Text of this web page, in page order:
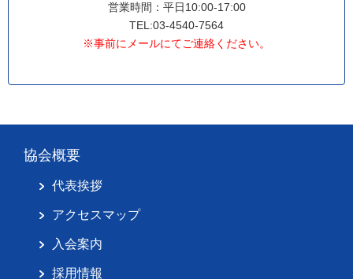
営業時間：平日10:00-17:00
TEL:03-4540-7564
※事前にメールにてご連絡ください。
協会概要
代表挨拶
アクセスマップ
入会案内
採用情報